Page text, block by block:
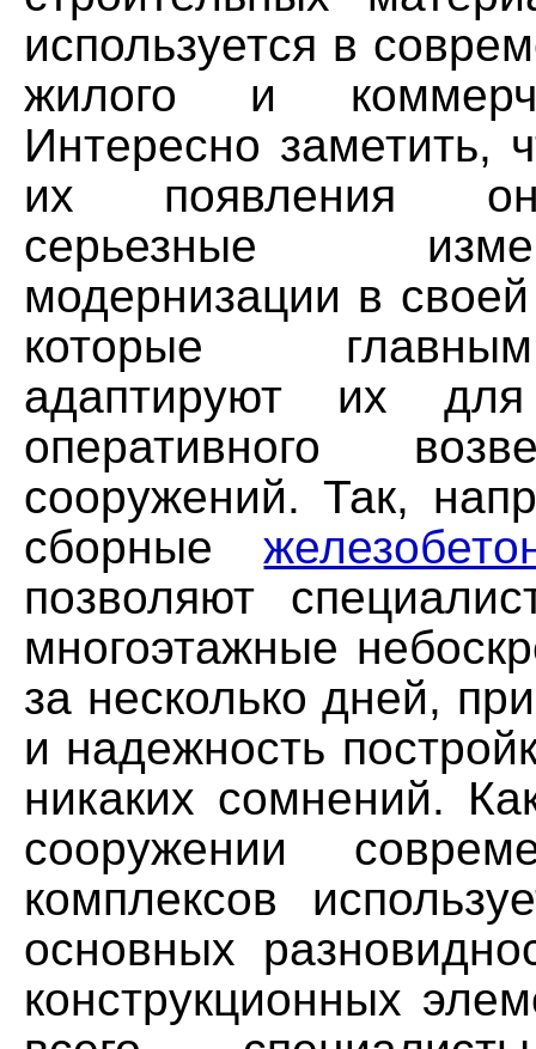
используется в
жилого и
Интересно заметить,
их появления
серьезные
модернизации в
которые
адаптируют их
оперативного
сооружений. Так,
сборные
позволяют
многоэтажные
за несколько дней,
и надежность
никаких сомнений.
сооружении
комплексов
основных
конструкционных